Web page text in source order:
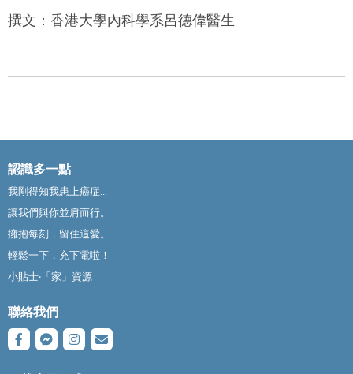
撰文：香港大學內科學系呂德偉醫生
認識多一點
我剛得知我患上癌症...
讓我們與你並肩而行。
擁抱每刻，留住這愛。
輕鬆一下，充下電啦！
小貼士‧「家」資源
聯絡我們